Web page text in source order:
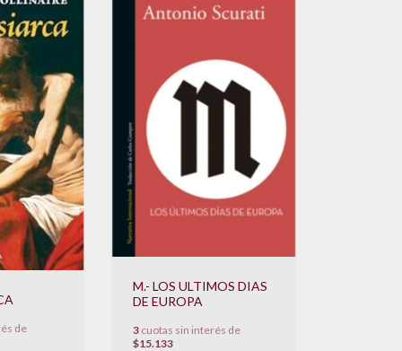
de
M.- LOS ULTIMOS DIAS
DE EUROPA
3cuotas sin interés de
$15.133